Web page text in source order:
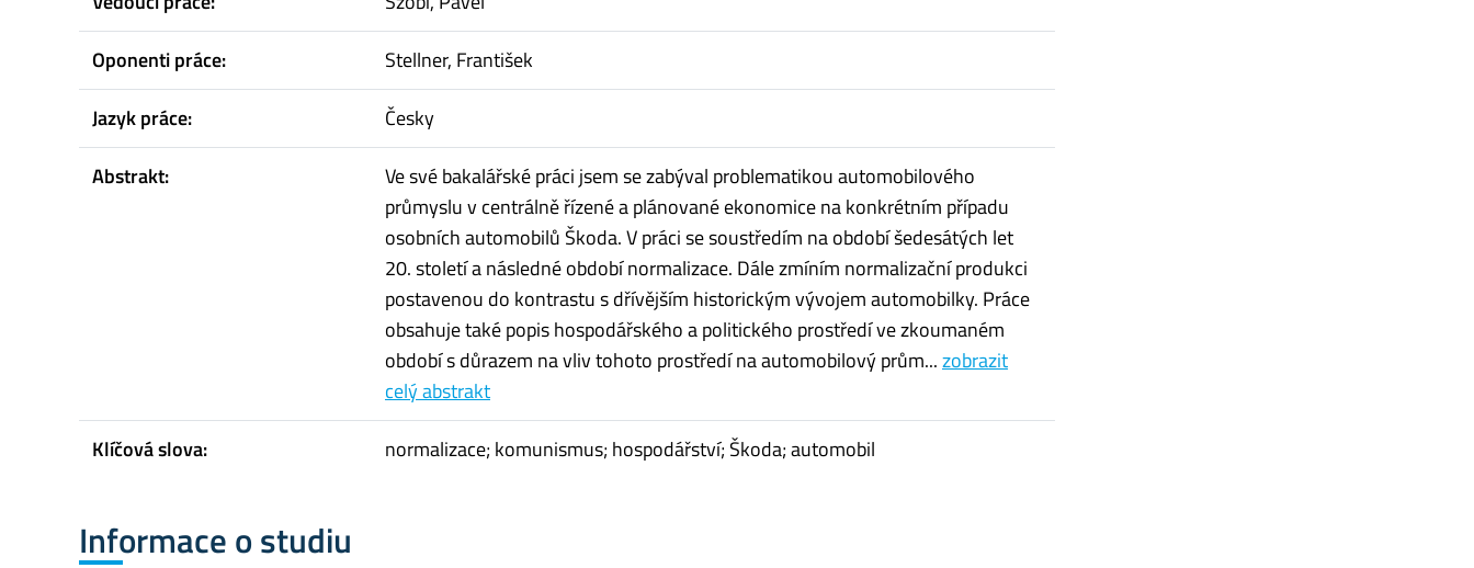
Oponenti práce:
Stellner, František
Jazyk práce:
Česky
Abstrakt:
Ve své bakalářské práci jsem se zabýval problematikou automobilového
průmyslu v centrálně řízené a plánované ekonomice na konkrétním případu
osobních automobilů Škoda. V práci se soustředím na období šedesátých let
20. století a následné období normalizace. Dále zmíním normalizační produkci
postavenou do kontrastu s dřívějším historickým vývojem automobilky. Práce
obsahuje také popis hospodářského a politického prostředí ve zkoumaném
období s důrazem na vliv tohoto prostředí na automobilový prům...zobrazit
celý abstrakt
Klíčová slova:
normalizace; komunismus; hospodářství; Škoda; automobil
Informace o studiu